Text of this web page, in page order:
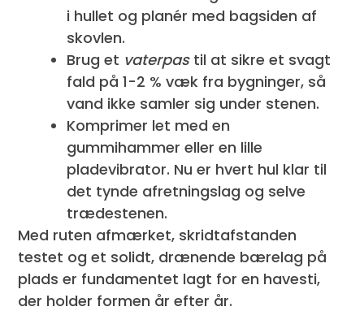
i hullet og planér med bagsiden af
skovlen.
Brug et vaterpastil at sikre et svagt
fald på 1-2 % væk fra bygninger, så
vand ikke samler sig under stenen.
Komprimer let med en
gummihammer eller en lille
pladevibrator. Nu er hvert hul klar til
det tynde afretningslag og selve
trædestenen.
Med ruten afmærket, skridtafstanden
testet og et solidt, drænende bærelag på
plads er fundamentet lagt for en havesti,
der holder formen år efter år.